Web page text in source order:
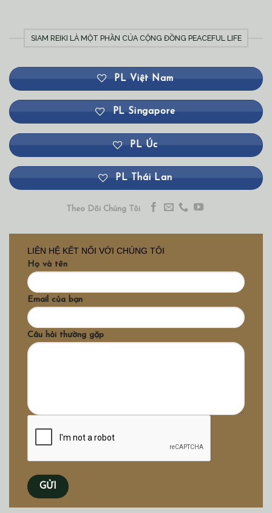
SIAM REIKI LÀ MỘT PHẦN CỦA CỘNG ĐỒNG PEACEFUL LIFE
PL Việt Nam
PL Singapore
PL Úc
PL Thái Lan
Theo Dõi Chúng Tôi
LIÊN HỆ KẾT NỐI VỚI CHÚNG TÔI
Họ và tên
Email của bạn
Câu hỏi thường gặp